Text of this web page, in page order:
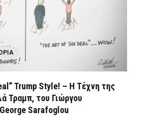
Trump Style! – Η Τέχνη της
Τραμπ, του Γιώργου
Sarafoglou